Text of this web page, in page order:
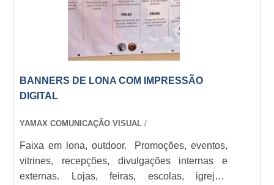
BANNERS DE LONA COM IMPRESSÃO
DIGITAL
YAMAX COMUNICAÇÃO VISUAL /
Faixa em lona, outdoor. Promoções, eventos,
vitrines, recepções, divulgações internas e
externas. Lojas, feiras, escolas, igrejas,